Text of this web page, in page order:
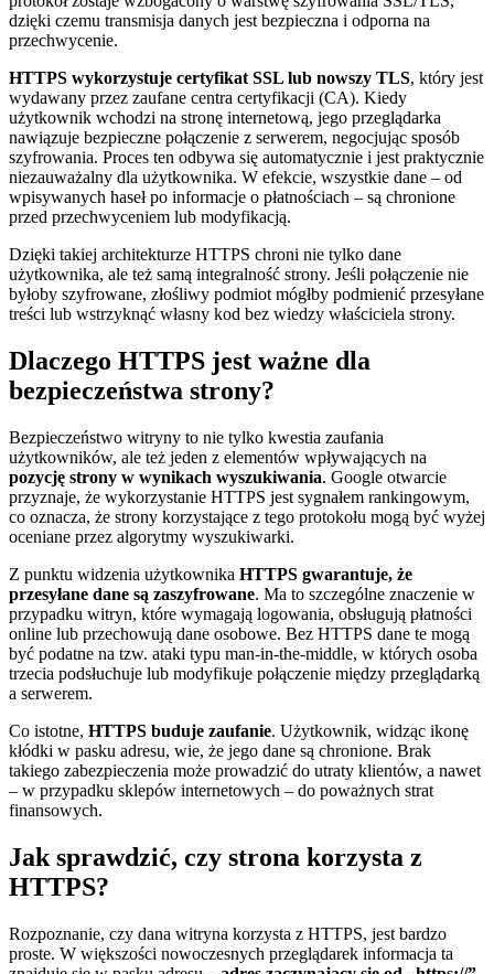
dzięki czemu transmisja danych jest bezpieczna i odporna na
przechwycenie.
HTTPS wykorzystuje certyfikat SSL lub nowszy TLS, który jest
wydawany przez zaufane centra certyfikacji (CA). Kiedy
użytkownik wchodzi na stronę internetową, jego przeglądarka
nawiązuje bezpieczne połączenie z serwerem, negocjując sposób
szyfrowania. Proces ten odbywa się automatycznie i jest praktycznie
niezauważalny dla użytkownika. W efekcie, wszystkie dane – od
wpisywanych haseł po informacje o płatnościach – są chronione
przed przechwyceniem lub modyfikacją.
Dzięki takiej architekturze HTTPS chroni nie tylko dane
użytkownika, ale też samą integralność strony. Jeśli połączenie nie
byłoby szyfrowane, złośliwy podmiot mógłby podmienić przesyłane
treści lub wstrzyknąć własny kod bez wiedzy właściciela strony.
Dlaczego HTTPS jest ważne dla
bezpieczeństwa strony?
Bezpieczeństwo witryny to nie tylko kwestia zaufania
użytkowników, ale też jeden z elementów wpływających na
pozycję strony w wynikach wyszukiwania. Google otwarcie
przyznaje, że wykorzystanie HTTPS jest sygnałem rankingowym,
co oznacza, że strony korzystające z tego protokołu mogą być wyżej
oceniane przez algorytmy wyszukiwarki.
Z punktu widzenia użytkownika HTTPS gwarantuje, że
przesyłane dane są zaszyfrowane. Ma to szczególne znaczenie w
przypadku witryn, które wymagają logowania, obsługują płatności
online lub przechowują dane osobowe. Bez HTTPS dane te mogą
być podatne na tzw. ataki typu man-in-the-middle, w których osoba
trzecia podsłuchuje lub modyfikuje połączenie między przeglądarką
a serwerem.
Co istotne, HTTPS buduje zaufanie. Użytkownik, widząc ikonę
kłódki w pasku adresu, wie, że jego dane są chronione. Brak
takiego zabezpieczenia może prowadzić do utraty klientów, a nawet
– w przypadku sklepów internetowych – do poważnych strat
finansowych.
Jak sprawdzić, czy strona korzysta z
HTTPS?
Rozpoznanie, czy dana witryna korzysta z HTTPS, jest bardzo
proste. W większości nowoczesnych przeglądarek informacja ta